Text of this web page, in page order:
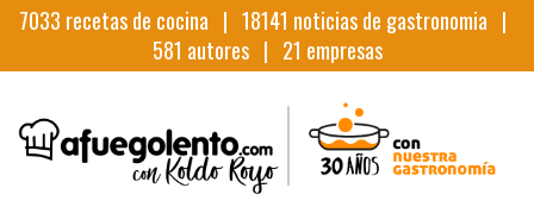
7033 recetas de cocina | 18141 noticias de gastronomia |
581 autores | 21 empresas